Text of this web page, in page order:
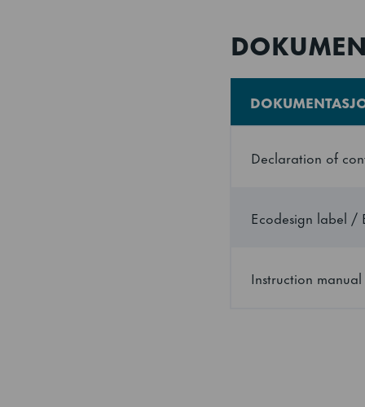
Klimaklasse
Utvendig
Bruttovekt
Nettovekt
Declaration of
Ecodesign label /
Instruction manual